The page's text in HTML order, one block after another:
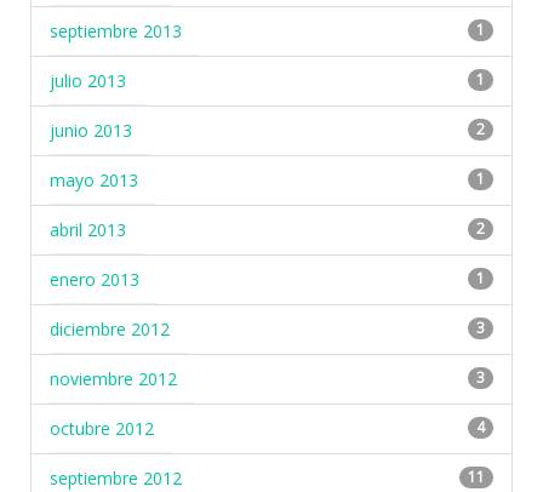
septiembre 2013 1
julio 2013 1
junio 2013 2
mayo 2013 1
abril 2013 2
enero 2013 1
diciembre 2012 3
noviembre 2012 3
octubre 2012 4
septiembre 2012 11